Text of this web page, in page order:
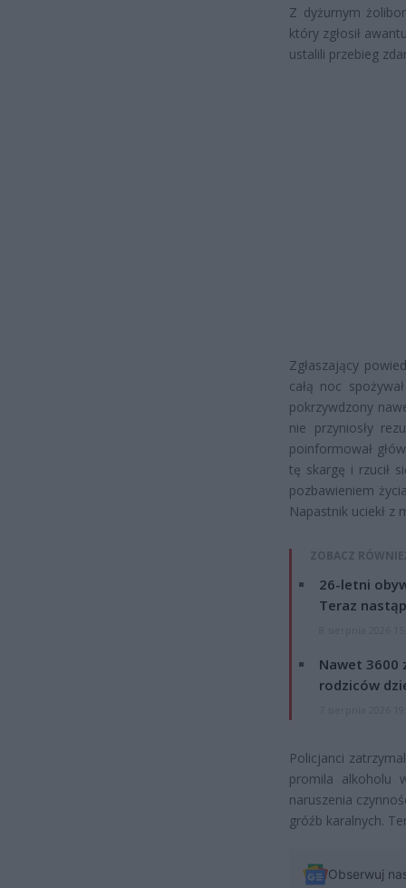
Z dyżurnym
który zgłosił
ustalili przebieg
Zgłaszający
całą noc
pokrzywdzony
nie przyniosły
poinformował
tę skargę i rzucił
pozbawieniem
Napastnik uciekł z
ZOBACZ
26-letni
Teraz
Nawet 3600
rodziców
Policjanci
promila alkoholu
naruszenia
gróźb karalnych.
Obserwuj